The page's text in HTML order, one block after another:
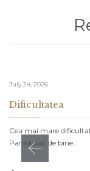
July 24, 2026
Dificultatea
Cea mai mare
Paradoxal, de bine…